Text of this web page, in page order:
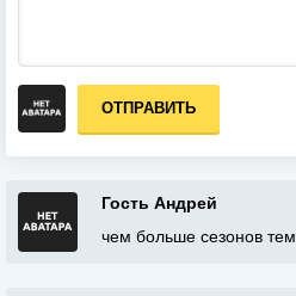
ОТПРАВИТЬ
Гость Андрей
чем больше сезонов тем